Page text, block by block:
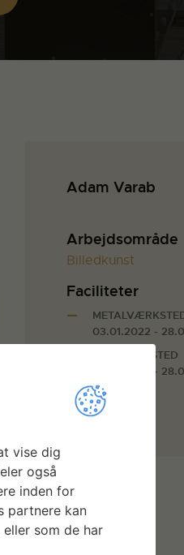
Adam Varab
Arbejdsområde
Billedkunst
Faciliteter
03.01.2022 -
TRÆVÆRKSTED
03.01.2022 -
vise dig
også
inden for
partnere kan
som de har